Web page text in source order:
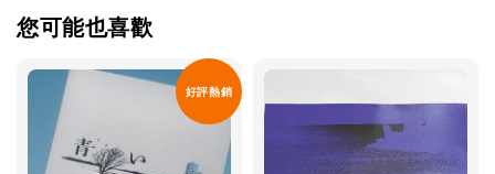
您可能也喜歡
好評熱銷